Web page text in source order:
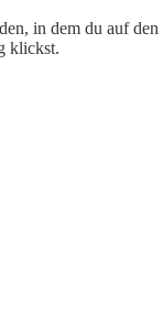
in dem du auf den
klickst.